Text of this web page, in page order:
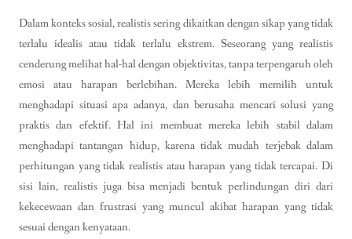
Dalam konteks sosial, realistis sering dikaitkan dengan sikap yang tidak
terlalu idealis atau tidak terlalu ekstrem. Seseorang yang realistis
cenderung melihat hal-hal dengan objektivitas, tanpa terpengaruh oleh
emosi atau harapan berlebihan. Mereka lebih memilih untuk
menghadapi situasi apa adanya, dan berusaha mencari solusi yang
praktis dan efektif. Hal ini membuat mereka lebih stabil dalam
menghadapi tantangan hidup, karena tidak mudah terjebak dalam
perhitungan yang tidak realistis atau harapan yang tidak tercapai. Di
sisi lain, realistis juga bisa menjadi bentuk perlindungan diri dari
kekecewaan dan frustrasi yang muncul akibat harapan yang tidak
sesuai dengan kenyataan.